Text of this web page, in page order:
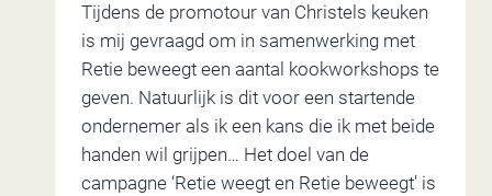
Tijdens de promotour van Christels keuken
is mij gevraagd om in samenwerking met
Retie beweegt een aantal kookworkshops te
geven. Natuurlijk is dit voor een startende
ondernemer als ik een kans die ik met beide
handen wil grijpen… Het doel van de
campagne ‘Retie weegt en Retie beweegt’ is